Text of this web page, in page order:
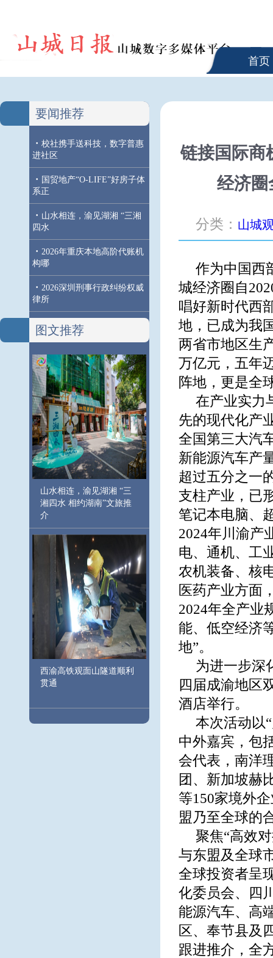
首页
要闻推荐
· 校社携手送科技，数字普惠
进社区
· 国贸地产“O-LIFE”好房子体
系正
· 山水相连，渝见湖湘 “三湘
四水
· 2026年重庆本地高阶代账机
构哪
· 2026深圳刑事行政纠纷权威
律所
图文推荐
山水相连，渝见湖湘 “三
湘四水 相约湖南”文旅推
介
西渝高铁观面山隧道顺利
贯通
链接国际
经济圈
分类： 山城
作为中国西
城经济圈自
唱好新时代西
地，已成为我
两省市地区生
万亿元，五年
阵地，更是全
在产业实力
先的现代化产
全国第三大汽
新能源汽车产
超过五分之一
支柱产业，已
笔记本电脑、
2024年川渝产
电、通机、工
农机装备、核
医药产业方面
2024年全产业
能、低空经济
地”。
为进一步深
四届成渝地区
酒店举行。
本次活动以
中外嘉宾，包
会代表，南洋
团、新加坡赫
等150家境外
盟乃至全球的
聚焦“高效
与东盟及全球
全球投资者呈
化委员会、四
能源汽车、高
区、奉节县及
跟进推介，全